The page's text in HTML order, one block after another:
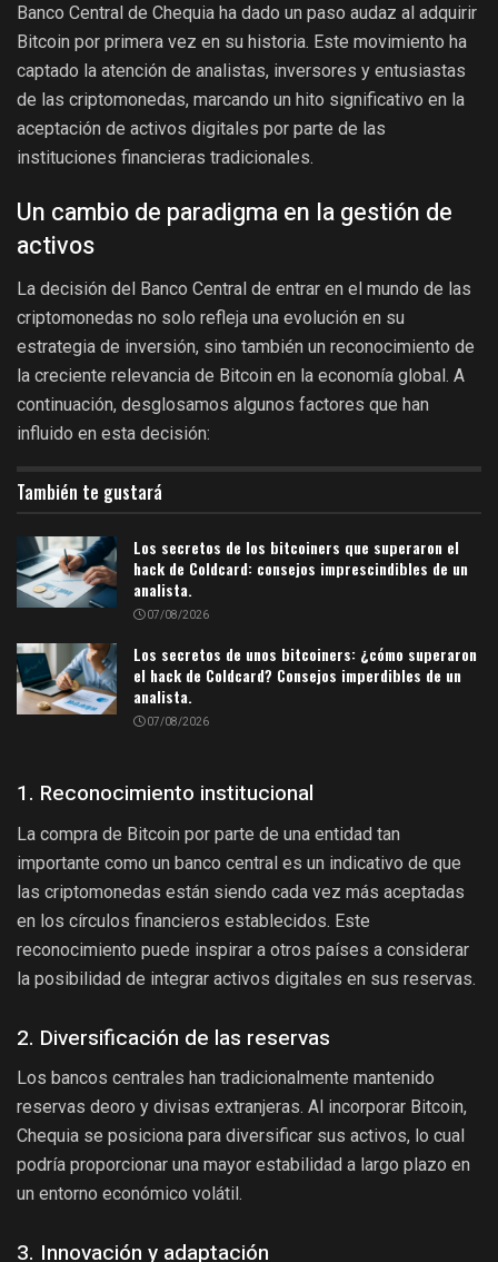
Banco Central de Chequia ha dado un paso audaz al adquirir
Bitcoin por primera vez en su historia. Este movimiento ha
captado la atención de analistas, inversores y entusiastas
de las criptomonedas, marcando un hito significativo en la
aceptación de activos digitales por parte de las
instituciones financieras tradicionales.
Un cambio de paradigma en la gestión de
activos
La decisión del Banco Central de entrar en el mundo de las
criptomonedas no solo refleja una evolución en su
estrategia de inversión, sino también un reconocimiento de
la creciente relevancia de Bitcoin en la economía global. A
continuación, desglosamos algunos factores que han
influido en esta decisión:
También te gustará
Los secretos de los bitcoiners que superaron el
hack de Coldcard: consejos imprescindibles de un
analista.
07/08/2026
Los secretos de unos bitcoiners: ¿cómo superaron
el hack de Coldcard? Consejos imperdibles de un
analista.
07/08/2026
1. Reconocimiento institucional
La compra de Bitcoin por parte de una entidad tan
importante como un banco central es un indicativo de que
las criptomonedas están siendo cada vez más aceptadas
en los círculos financieros establecidos. Este
reconocimiento puede inspirar a otros países a considerar
la posibilidad de integrar activos digitales en sus reservas.
2. Diversificación de las reservas
Los bancos centrales han tradicionalmente mantenido
reservas deoro y divisas extranjeras. Al incorporar Bitcoin,
Chequia se posiciona para diversificar sus activos, lo cual
podría proporcionar una mayor estabilidad a largo plazo en
un entorno económico volátil.
3. Innovación y adaptación